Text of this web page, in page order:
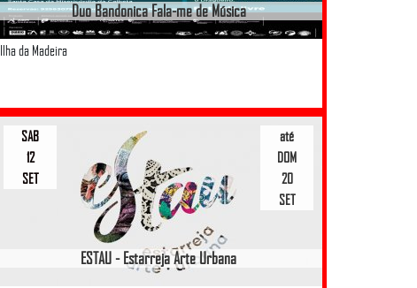
Duo Bandonica Fala-me de Música
Ilha da Madeira
ESTAU - Estarreja Arte Urbana
até
DOM
20
SET
SAB
12
SET